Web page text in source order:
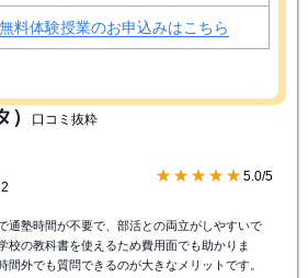
無料体験授業のお申込みはこちら
口コミ抜粋
★★★★★ 5.0/5
通塾時間が不要で、部活との両立がしやすいで
校の教科書を使えるため費用面でも助かりま
間外でも質問できるのが大きなメリットです。